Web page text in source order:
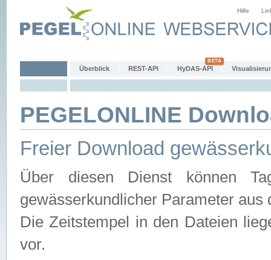
Hilfe
Überblick REST-API HyDAS-API
PEGELONLINE
Freier Download
Über diesen Dienst können
gewässerkundlicher Parameter aus
Die Zeitstempel in den Dateien
vor.